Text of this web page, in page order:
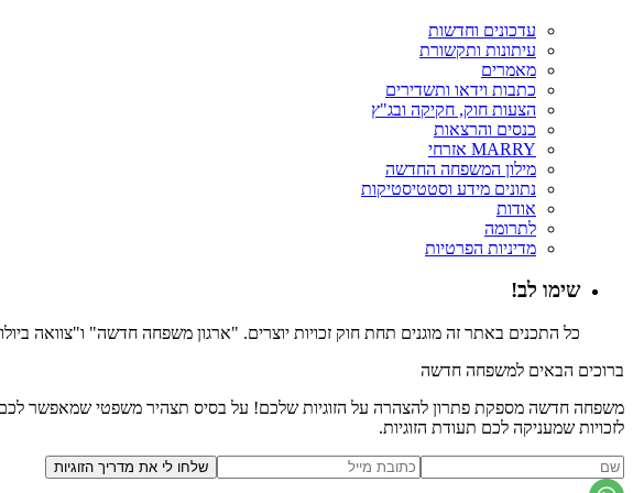
עדכונים וחדשות
עיתונות ותקשורת
מאמרים
כתבות וידאו ותשדירים
הצעות חוק, חקיקה ובג"ץ
כנסים והרצאות
MARRY אזרחי
מילון המשפחה החדשה
נתונים מידע וסטטיסטיקות
אודות
לתרומה
מדיניות הפרטיות
שימו לב!
כל התכנים באתר זה מוגנים תחת חוק זכויות יוצרים. "ארגון משפחה חדשה" ו"צוואה
ברוכים הבאים למשפחה חדשה
משפחה חדשה מספקת פתרון להצהרה על הזוגיות שלכם! על בסיס תצהיר משפטי שמאפשר לכם
לזכויות שמעניקה לכם תעודת הזוגיות.